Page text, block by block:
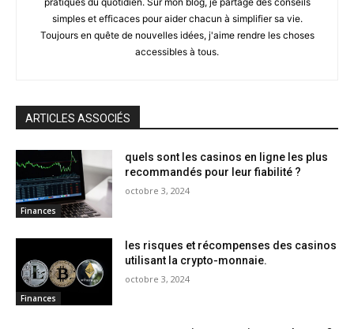
simples et efficaces pour aider chacun à simplifier sa vie.
Toujours en quête de nouvelles idées, j'aime rendre les choses
accessibles à tous.
ARTICLES ASSOCIÉS
Finances
quels sont les casinos en ligne les plus
recommandés pour leur fiabilité ?
octobre 3, 2024
Finances
les risques et récompenses des casinos
utilisant la crypto-monnaie.
octobre 3, 2024